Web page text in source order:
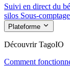
Suivi en direct du
silos Sous-comptage
Plateforme
Découvrir TagoIO
Comment